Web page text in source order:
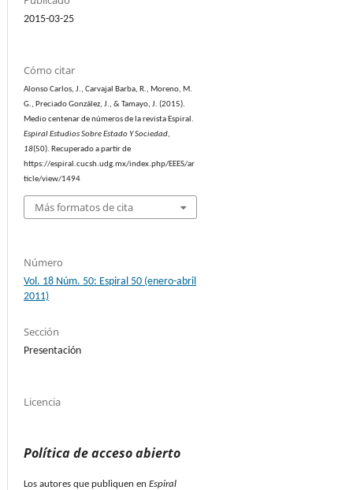
2015-03-25
Cómo citar
Alonso Carlos, J., Carvajal Barba, R., Moreno, M.
G., Preciado González, J., & Tamayo, J. (2015).
Medio centenar de números de la revista Espiral.
Espiral Estudios Sobre Estado Y Sociedad,
18(50). Recuperado a partir de
https://espiral.cucsh.udg.mx/index.php/EEES/ar
ticle/view/1494
Más formatos de cita
Número
Vol. 18 Núm. 50: Espiral 50 (enero-abril
2011)
Sección
Presentación
Licencia
Política de acceso abierto
Los autores que publiquen en Espiral